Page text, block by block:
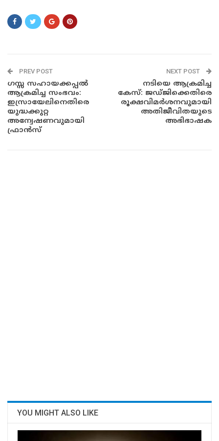
PREV POST
ഗസ്സ സഹായക്കപ്പൽ
ആക്രമിച്ച സംഭവം:
ഇസ്രായേലിനെതിരെ
യുദ്ധക്കുറ്റ
അന്വേഷണവുമായി
ഫ്രാൻസ്
NEXT POST
നടിയെ ആക്രമിച്ച
കേസ്: ജഡ്ജിക്കെതിരെ
രൂക്ഷവിമർശനവുമായി
അതിജീവിതയുടെ
അഭിഭാഷക
YOU MIGHT ALSO LIKE